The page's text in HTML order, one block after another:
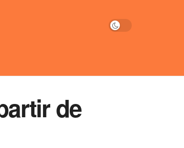
de